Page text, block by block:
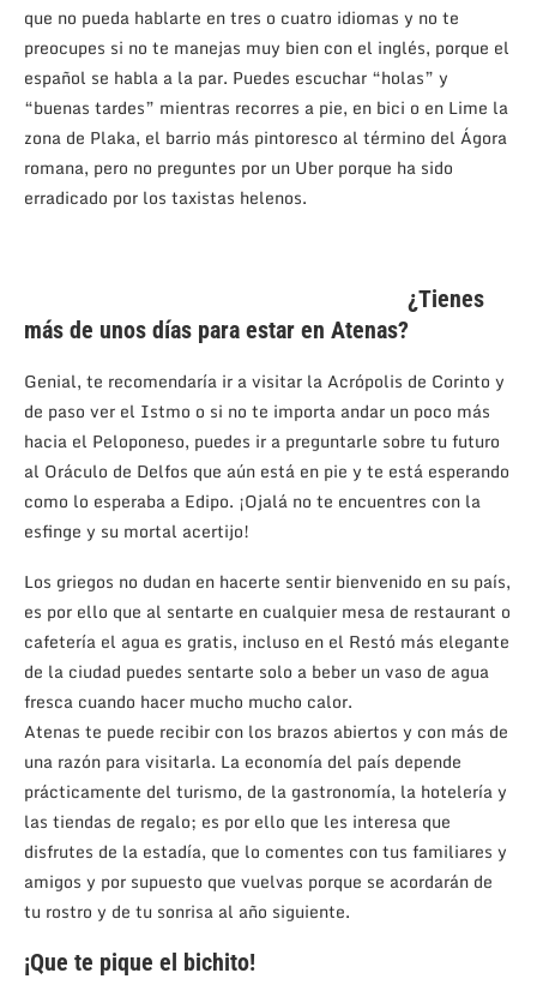
que no pueda hablarte en tres o cuatro idiomas y no te
preocupes si no te manejas muy bien con el inglés, porque el
español se habla a la par. Puedes escuchar “holas” y
“buenas tardes” mientras recorres a pie, en bici o en Lime la
zona de Plaka, el barrio más pintoresco al término del Ágora
romana, pero no preguntes por un Uber porque ha sido
erradicado por los taxistas helenos.
¿Tienes
más de unos días para estar en Atenas?
Genial, te recomendaría ir a visitar la Acrópolis de Corinto y
de paso ver el Istmo o si no te importa andar un poco más
hacia el Peloponeso, puedes ir a preguntarle sobre tu futuro
al Oráculo de Delfos que aún está en pie y te está esperando
como lo esperaba a Edipo. ¡Ojalá no te encuentres con la
esfinge y su mortal acertijo!
Los griegos no dudan en hacerte sentir bienvenido en su país,
es por ello que al sentarte en cualquier mesa de restaurant o
cafetería el agua es gratis, incluso en el Restó más elegante
de la ciudad puedes sentarte solo a beber un vaso de agua
fresca cuando hacer mucho mucho calor.
Atenas te puede recibir con los brazos abiertos y con más de
una razón para visitarla. La economía del país depende
prácticamente del turismo, de la gastronomía, la hotelería y
las tiendas de regalo; es por ello que les interesa que
disfrutes de la estadía, que lo comentes con tus familiares y
amigos y por supuesto que vuelvas porque se acordarán de
tu rostro y de tu sonrisa al año siguiente.
¡Que te pique el bichito!